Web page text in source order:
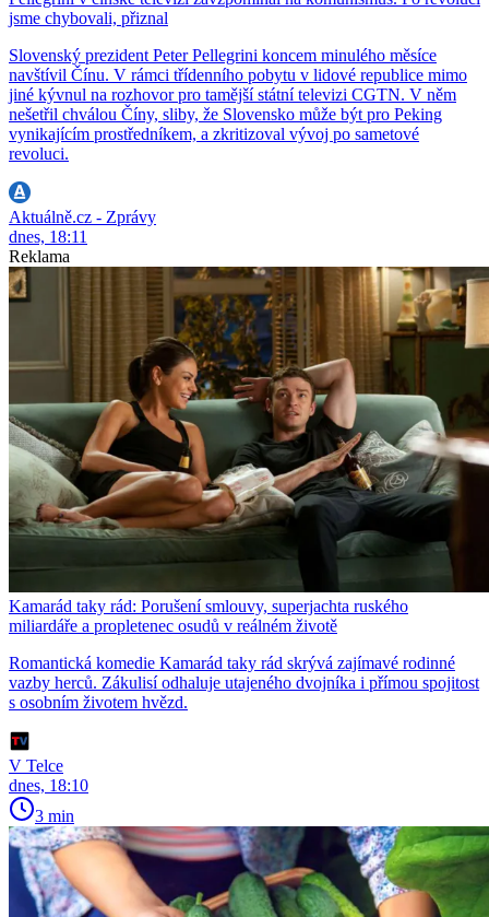
jsme chybovali, přiznal
Slovenský prezident Peter Pellegrini koncem minulého měsíce
navštívil Čínu. V rámci třídenního pobytu v lidové republice mimo
jiné kývnul na rozhovor pro tamější státní televizi CGTN. V něm
nešetřil chválou Číny, sliby, že Slovensko může být pro Peking
vynikajícím prostředníkem, a zkritizoval vývoj po sametové
revoluci.
Aktuálně.cz - Zprávy
dnes, 18:11
Reklama
Kamarád taky rád: Porušení smlouvy, superjachta ruského
miliardáře a propletenec osudů v reálném životě
Romantická komedie Kamarád taky rád skrývá zajímavé rodinné
vazby herců. Zákulisí odhaluje utajeného dvojníka i přímou spojitost
s osobním životem hvězd.
V Telce
dnes, 18:10
3 min